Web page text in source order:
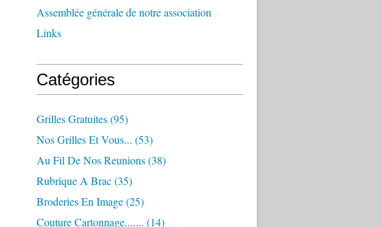
Assemblée générale de notre association
Links
Catégories
Grilles Gratuites(95)
Nos Grilles Et Vous... (53)
Au Fil De Nos Reunions(38)
Rubrique A Brac(35)
Broderies En Image(25)
Couture Cartonnage....... (14)